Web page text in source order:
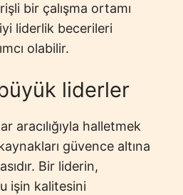
bir çalışma ortamı
liderlik becerileri
olabilir.
liderler
aracılığıyla halletmek
güvence altına
Bir liderin,
işin kalitesini